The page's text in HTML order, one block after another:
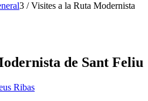
3 / Visites a la Ruta Modernista
de Sant Feliu
Ribas